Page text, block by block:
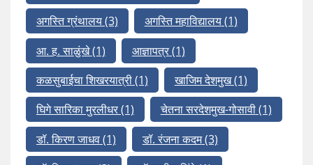
अगस्ति ग्रंथालय(3) अगस्ति महाविद्यालय(1)
आ. ह. साळुंखे(1) आज्ञापत्र(1)
कळसुबाईचा शिखरयात्री(1) खाजिम देशमुख(1)
घिगे सारिका मुरलीधर(1) चेतना सरदेशमुख-गोसावी(1)
डॉ. किरण जाधव(1) डॉ. रंजना कदम(3)